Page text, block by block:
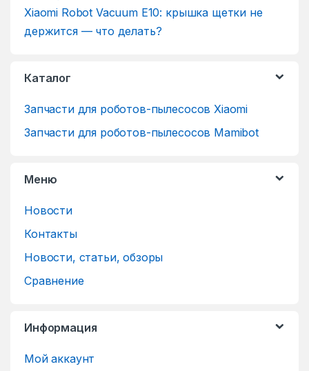
Xiaomi Robot Vacuum E10: крышка щетки не
держится — что делать?
Каталог
Запчасти для роботов-пылесосов Xiaomi
Запчасти для роботов-пылесосов Mamibot
Меню
Новости
Контакты
Новости, статьи, обзоры
Сравнение
Информация
Мой аккаунт